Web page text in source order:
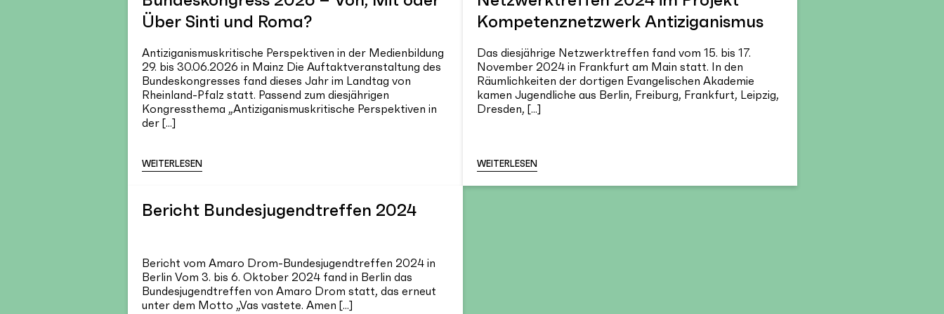
Über Sinti und Roma?
Antiziganismuskritische Perspektiven in der Medienbildung
29. bis 30.06.2026 in Mainz Die Auftaktveranstaltung des
Bundeskongresses fand dieses Jahr im Landtag von
Rheinland-Pfalz statt. Passend zum diesjährigen
Kongressthema „Antiziganismuskritische Perspektiven in
der [...]
WEITERLESEN
Kompetenznetzwerk Antiziganismus
Das diesjährige Netzwerktreffen fand vom 15. bis 17.
November 2024 in Frankfurt am Main statt. In den
Räumlichkeiten der dortigen Evangelischen Akademie
kamen Jugendliche aus Berlin, Freiburg, Frankfurt, Leipzig,
Dresden, [...]
WEITERLESEN
Bericht Bundesjugendtreffen 2024
Bericht vom Amaro Drom-Bundesjugendtreffen 2024 in
Berlin Vom 3. bis 6. Oktober 2024 fand in Berlin das
Bundesjugendtreffen von Amaro Drom statt, das erneut
unter dem Motto „Vas vastete. Amen […]